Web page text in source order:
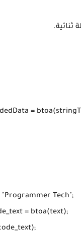
=
"Programmer Tech";
= btoa(text);